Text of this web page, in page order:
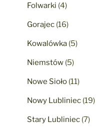
Folwarki (4)
Gorajec (16)
Kowalówka (5)
Niemstów (5)
Nowe Sioło (11)
Nowy Lubliniec (19)
Stary Lubliniec (7)